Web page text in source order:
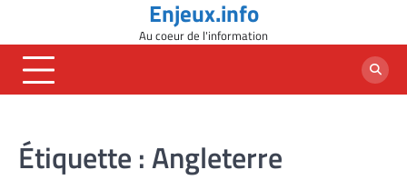
content
Enjeux.info
Au coeur de l'information
Étiquette :Angleterre